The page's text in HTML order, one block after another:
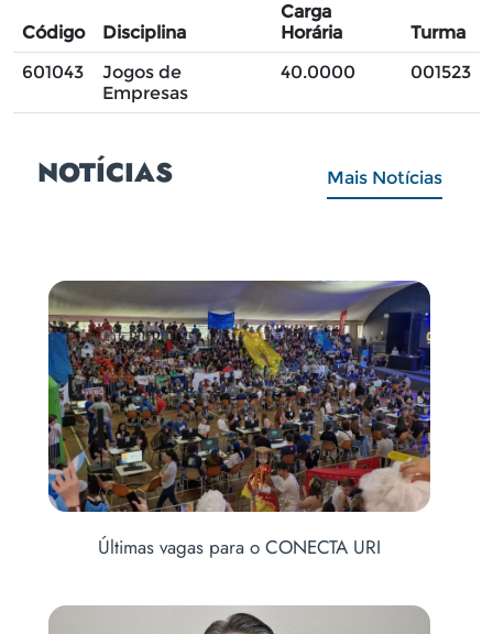
Código Disciplina
Carga
Horária
Turma
601043
Jogos de
Empresas
40.0000 001523
NOTÍCIAS Mais Notícias
Últimas vagas para o CONECTA URI